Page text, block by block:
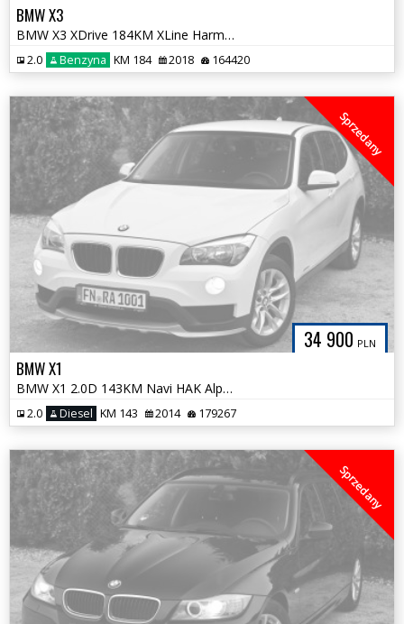
BMW X3
BMW X3 XDrive 184KM XLine Harman Skóra Hak Bezwypadkowa NOWY ROZRZĄD
2.0 Benzyna KM 184 2018 164420
34 900 PLN
Sprzedany
BMW X1
BMW X1 2.0D 143KM Navi HAK Alpejska Biel Serwis ASO Tylko 179tys km
2.0 Diesel KM 143 2014 179267
Sprzedany